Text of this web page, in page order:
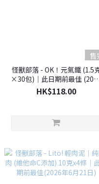
售
怪獸部落 - OK！元氣鐵 (1.5
×30包)｜此日期前最佳
年7月22日)
HK$118.00